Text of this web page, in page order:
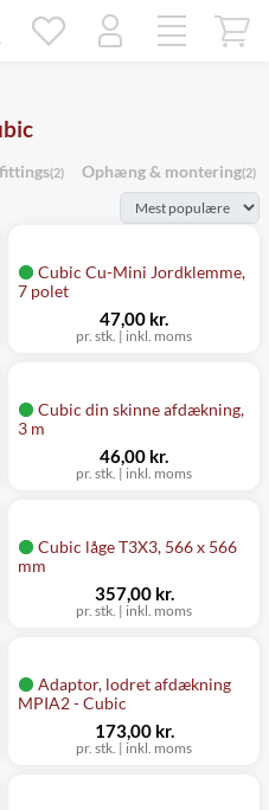
(2) Ophæng & montering(2)
Cubic Cu-Mini Jordklemme,
7 polet
pr. stk. | inkl. moms
47,00 kr.
Cubic din skinne afdækning,
3 m
pr. stk. | inkl. moms
46,00 kr.
Cubic låge T3X3, 566 x 566
mm
pr. stk. | inkl. moms
357,00 kr.
Adaptor, lodret afdækning
MPIA2 - Cubic
pr. stk. | inkl. moms
173,00 kr.